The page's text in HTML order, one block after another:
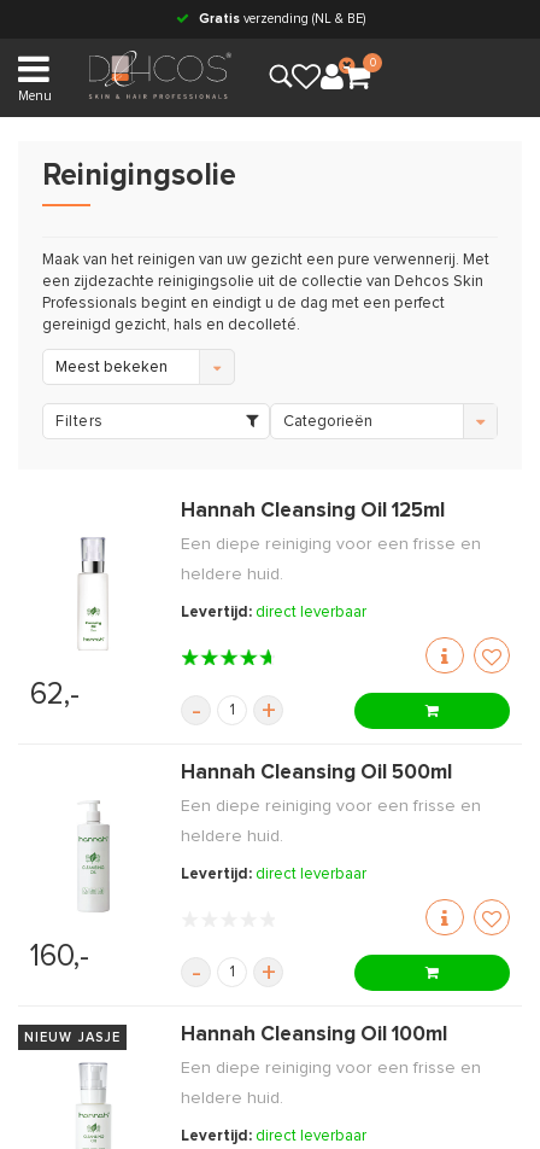
Gratisverzending (NL & BE)
Menu
0
Reinigingsolie
Maak van het reinigen van uw gezicht een pure verwennerij. Met
een zijdezachte reinigingsolie uit de collectie van Dehcos Skin
Professionals begint en eindigt u de dag met een perfect
gereinigd gezicht, hals en decolleté.
Meest bekeken
Filters Categorieën
62,-
Hannah Cleansing Oil 125ml
Een diepe reiniging voor een frisse en
heldere huid.
Levertijd: direct leverbaar
- +
160,-
Hannah Cleansing Oil 500ml
Een diepe reiniging voor een frisse en
heldere huid.
Levertijd: direct leverbaar
- +
NIEUW JASJE Hannah Cleansing Oil 100ml
Een diepe reiniging voor een frisse en
heldere huid.
Levertijd: direct leverbaar